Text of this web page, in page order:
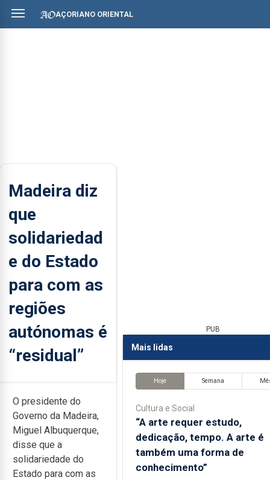
AÇORIANO ORIENTAL
Madeira diz
que
solidariedad
e do Estado
para com as
regiões
autónomas é
“residual”
O presidente do
Governo da Madeira,
Miguel Albuquerque,
disse que a
solidariedade do
Estado para com as
PUB
Mais lidas
Hoje Semana
Cultura e Social
“A arte requer estudo,
dedicação, tempo. A arte é
também uma forma de
conhecimento”